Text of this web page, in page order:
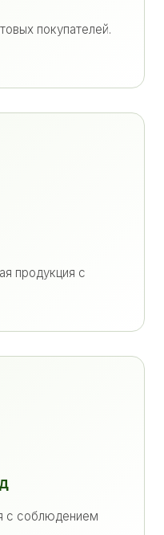
покупателей.
продукция с
с соблюдением